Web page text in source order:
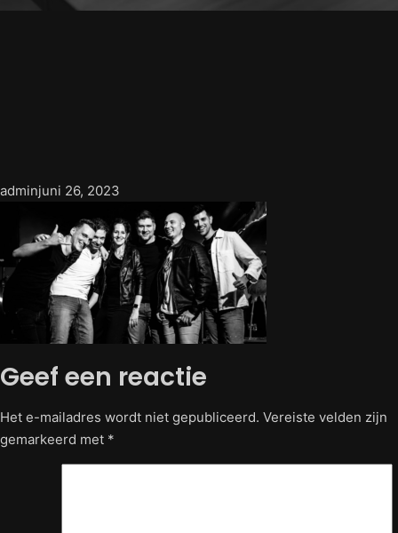
adminjuni 26, 2023
Geef een reactie
Het e-mailadres wordt niet gepubliceerd. Vereiste velden zijn
gemarkeerd met *